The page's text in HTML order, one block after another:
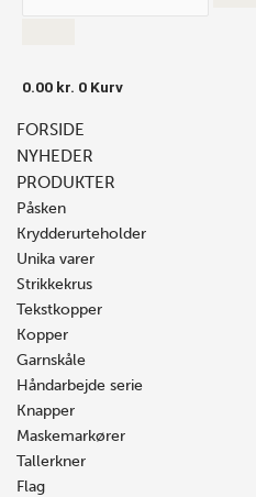
0.00 kr. 0 Kurv
FORSIDE
NYHEDER
PRODUKTER
Påsken
Krydderurteholder
Unika varer
Strikkekrus
Tekstkopper
Kopper
Garnskåle
Håndarbejde serie
Knapper
Maskemarkører
Tallerkner
Flag